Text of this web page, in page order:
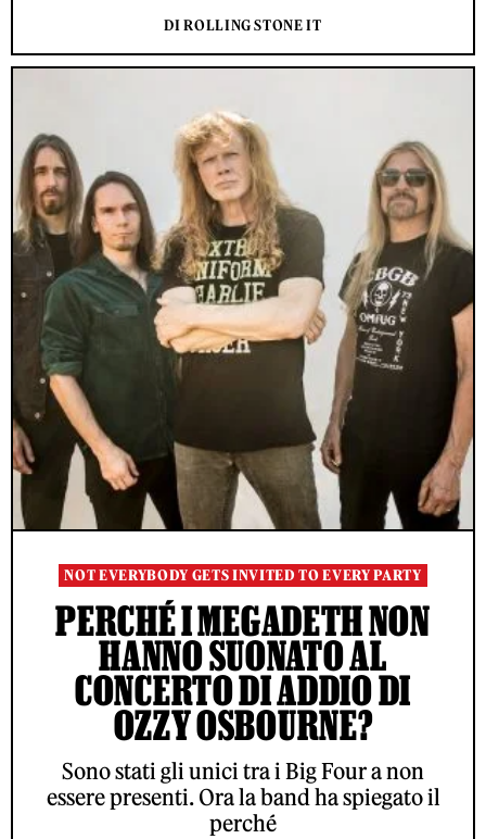
DI ROLLING STONE IT
NOT EVERYBODY GETS INVITED TO EVERY PARTY
PERCHÉ I MEGADETH NON
HANNO SUONATO AL
CONCERTO DI ADDIO DI
OZZY OSBOURNE?
Sono stati gli unici tra i Big Four a non
essere presenti. Ora la band ha spiegato il
perché